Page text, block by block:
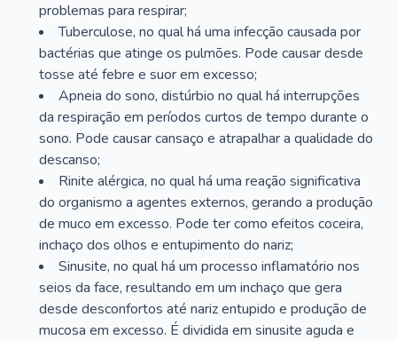
problemas para respirar;
Tuberculose, no qual há uma infecção causada por
bactérias que atinge os pulmões. Pode causar desde
tosse até febre e suor em excesso;
Apneia do sono, distúrbio no qual há interrupções
da respiração em períodos curtos de tempo durante o
sono. Pode causar cansaço e atrapalhar a qualidade do
descanso;
Rinite alérgica, no qual há uma reação significativa
do organismo a agentes externos, gerando a produção
de muco em excesso. Pode ter como efeitos coceira,
inchaço dos olhos e entupimento do nariz;
Sinusite, no qual há um processo inflamatório nos
seios da face, resultando em um inchaço que gera
desde desconfortos até nariz entupido e produção de
mucosa em excesso. É dividida em sinusite aguda e